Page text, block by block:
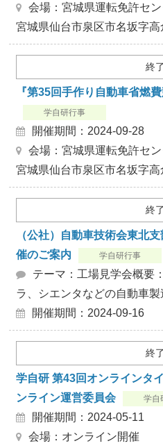
会場：宮城県運転免許セ
宮城県仙台市泉区市名坂字高
終了
『第35回手作り自動車省燃
学自研行事
開催期間：2024-09-28
会場：宮城県運転免許セ
宮城県仙台市泉区市名坂字高
終了
（公社）自動車技術会東北
催のご案内
学自研行事
テーマ：工場見学会概
ラ、シエンタなどの自動車
開催期間：2024-09-16
終了
学自研 第43回オンラインタ
ンライン運営委員会
学自
開催期間：2024-05-11
会場：オンライン開催